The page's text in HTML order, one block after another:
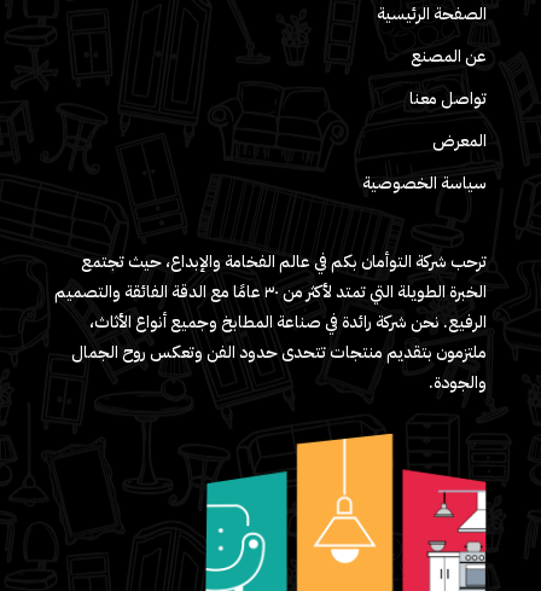
الصفحة الرئيسية
عن المصنع
تواصل معنا
المعرض
سياسة الخصوصية
ترحب شركة التوأمان بكم في عالم الفخامة والإبداع، حيث تجتمع
الخبرة الطويلة التي تمتد لأكثر من ٣٠ عامًا مع الدقة الفائقة والتصميم
الرفيع. نحن شركة رائدة في صناعة المطابخ وجميع أنواع الأثاث،
ملتزمون بتقديم منتجات تتحدى حدود الفن وتعكس روح الجمال
والجودة.